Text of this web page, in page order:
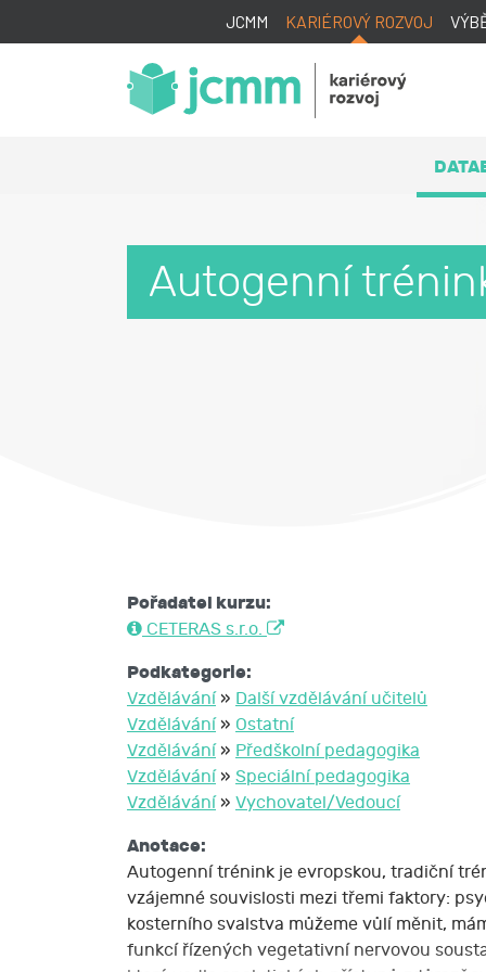
JCMM KARIÉROVÝ ROZVOJ
Autogenní
Pořadatel kurzu:
CETERAS s.r.o.
Podkategorie:
Vzdělávání» Další vzdělávání učitelů
Vzdělávání» Ostatní
Vzdělávání» Předškolní pedagogika
Vzdělávání» Speciální pedagogika
Vzdělávání» Vychovatel/Vedoucí
Anotace:
Autogenní trénink je evropskou, tradiční
vzájemné souvislosti mezi třemi faktory:
kosterního svalstva můžeme vůlí měnit,
funkcí řízených vegetativní nervovou